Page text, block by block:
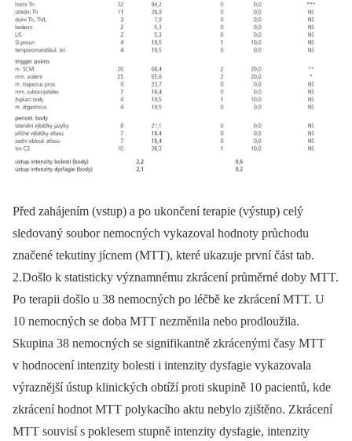
Před zahájením (vstup) a po ukončení terapie (výstup) celý
sledovaný soubor nemocných vykazoval hodnoty průchodu
značené tekutiny jícnem (MTT), které ukazuje první část tab.
2.Došlo k statisticky významnému zkrácení průměrné doby MTT.
Po terapii došlo u 38 nemocných po léčbě ke zkrácení MTT. U
10 nemocných se doba MTT nezměnila nebo prodloužila.
Skupina 38 nemocných se signifikantně zkrácenými časy MTT
v hodnocení intenzity bolesti i intenzity dysfagie vykazovala
výraznější ústup klinických obtíží proti skupině 10 pacientů, kde
zkrácení hodnot MTT polykacího aktu nebylo zjištěno. Zkrácení
MTT souvisí s poklesem stupně intenzity dysfagie, intenzity